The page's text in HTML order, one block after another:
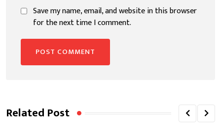
Save my name, email, and website in this browser
for the next time I comment.
Related Post